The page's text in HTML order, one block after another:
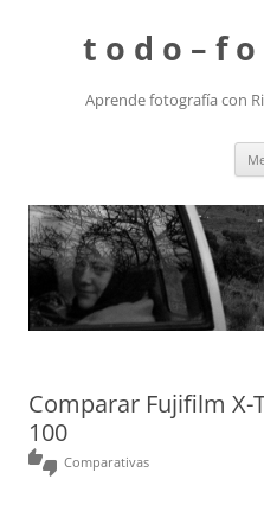
t o d o – f
Aprende fotografía con
Comparar Fujifilm X-
100
thumbs_up_down Comparativas